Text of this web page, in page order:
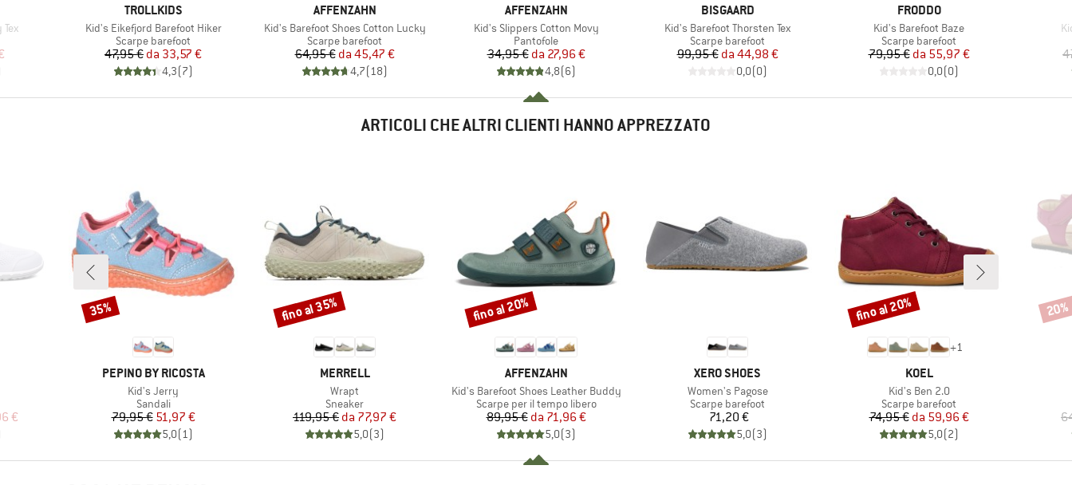
MARCHIO
TROLLKIDS
Articolo
Kid's Eikefjord Barefoot Hiker
Gruppo di prodotti
Scarpe barefoot
Prezzo
47,95 € Prezzo ridotto
da 33,57 €
4,3(7)
MARCHIO
AFFENZAHN
Articolo
Kid's Barefoot Shoes Cotton Lucky
Gruppo di prodotti
Scarpe barefoot
Prezzo
64,95 € Prezzo ridotto
da 45,47 €
4,7(18)
MARCHIO
AFFENZAHN
Articolo
Kid's Slippers Cotton Movy
Gruppo di prodotti
Pantofole
Prezzo
34,95 € Prezzo ridotto
da 27,96 €
4,8(6)
MARCHIO
BISGAARD
Articolo
Kid's Barefoot Thorsten Tex
Gruppo di prodotti
Scarpe barefoot
Prezzo
99,95 € Prezzo ridotto
da 44,98 €
0,0(0)
MARCHIO
FRODDO
Articolo
Kid's Barefoot Baze
Gruppo di prodotti
Scarpe barefoot
Prezzo
79,95 € Prezzo ridotto
da 55,97 €
0,0(0)
ARTICOLI CHE ALTRI CLIENTI HANNO APPREZZATO
€
MARCHIO
PEPINO BY RICOSTA
Articolo
Kid's Jerry
Gruppo di prodotti
Sandali
Prezzo
79,95 €Prezzo ridotto
51,97 €
5,0(1)
Sconto
35%
MARCHIO
MERRELL
Articolo
Wrapt
Gruppo di prodotti
Sneaker
Prezzo
119,95 € Prezzo ridotto
da 77,97 €
5,0(3)
Sconto
fino al 35%
MARCHIO
AFFENZAHN
Articolo
Kid's Barefoot Shoes Leather Buddy
Gruppo di prodotti
Scarpe per il tempo libero
Prezzo
89,95 € Prezzo ridotto
da 71,96 €
5,0(3)
Sconto
fino al 20%
MARCHIO
XERO SHOES
Articolo
Women's Pagose
Gruppo di prodotti
Scarpe barefoot
Prezzo
71,20 €
5,0(3)
+1
MARCHIO
KOEL
Articolo
Kid's Ben 2.0
Gruppo di prodotti
Scarpe barefoot
Prezzo
74,95 € Prezzo ridotto
da 59,96 €
5,0(2)
Sconto
fino al 20% 20%